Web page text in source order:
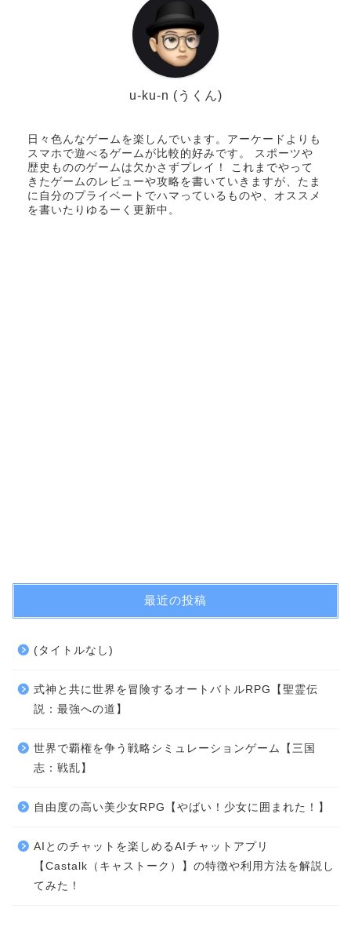
u-ku-n (うくん)
日々色んなゲームを楽しんでいます。アーケードよりも
スマホで遊べるゲームが比較的好みです。 スポーツや
歴史もののゲームは欠かさずプレイ！ これまでやって
きたゲームのレビューや攻略を書いていきますが、たま
に自分のプライベートでハマっているものや、オススメ
を書いたりゆるーく更新中。
最近の投稿
(タイトルなし)
式神と共に世界を冒険するオートバトルRPG【聖霊伝
説：最強への道】
世界で覇権を争う戦略シミュレーションゲーム【三国
志：戦乱】
自由度の高い美少女RPG【やばい！少女に囲まれた！】
AIとのチャットを楽しめるAIチャットアプリ
【Castalk（キャストーク）】の特徴や利用方法を解説し
てみた！